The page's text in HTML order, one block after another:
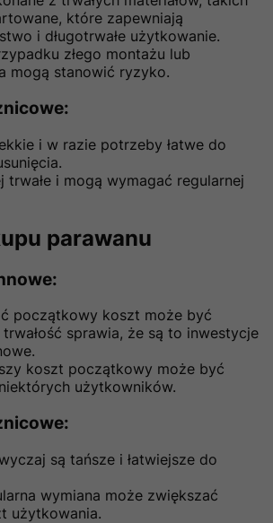
które zapewniają
i długotrwałe użytkowanie.
złego montażu lub
mogą stanowić ryzyko.
:
i w razie potrzeby łatwe do
trwałe i mogą wymagać regularnej
parawanu
:
początkowy koszt może być
sprawia, że są to inwestycje
koszt początkowy może być
użytkowników.
:
są tańsze i łatwiejsze do
wymiana może zwiększać
użytkowania.